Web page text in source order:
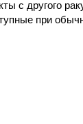
с другого
при